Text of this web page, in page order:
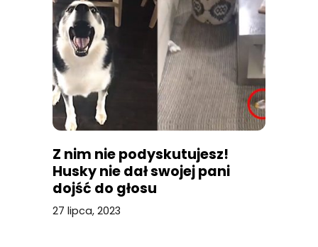
Z nim nie podyskutujesz!
Husky nie dał swojej pani
dojść do głosu
27 lipca, 2023